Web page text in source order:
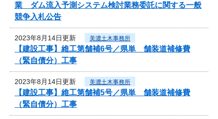
業 ダム流入予測システム検討業務委託に関する一般
競争入札公告
2023年8月14日更新 美濃土木事務所
【建設工事】維工第舗補6号／県単 舗装道補修費
（緊自債分）工事
2023年8月14日更新 美濃土木事務所
【建設工事】維工第舗補5号／県単 舗装道補修費
（緊自債分）工事